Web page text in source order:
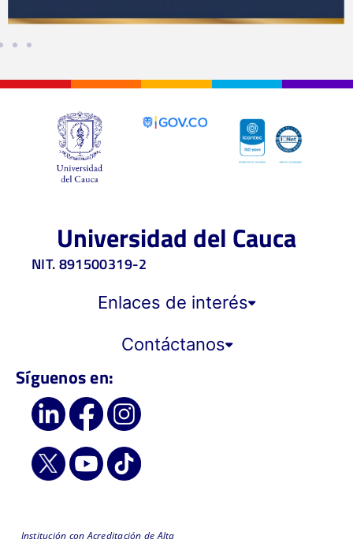
Universidad del Cauca
NIT. 891500319-2
Enlaces de interés
Contáctanos
Síguenos en:
Institución con Acreditación de Alta